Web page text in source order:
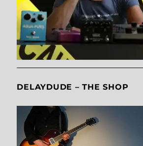
DELAYDUDE – THE SHOP